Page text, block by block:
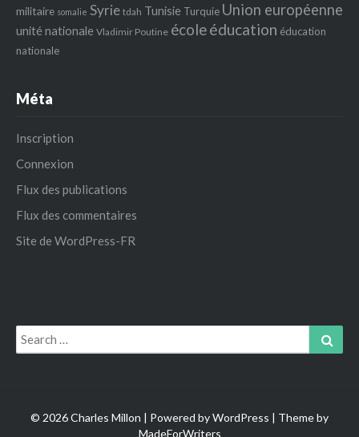
militaire somalie Syrie tdah Tunisie Turquie Union européenne
unité nationale Vladimir Poutine écoleéducation éducation
nationale
Méta
Inscription
Connexion
Flux des publications
Flux des commentaires
Site de WordPress-FR
Search
for:
© 2026 Charles Millon | Powered byWordPress | Theme by
MadeForWriters